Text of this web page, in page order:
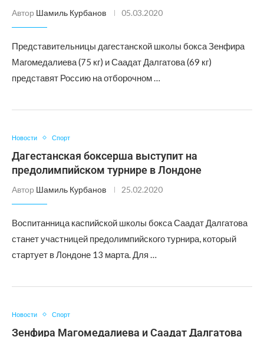
Автор Шамиль Курбанов 05.03.2020
Представительницы дагестанской школы бокса Зенфира
Магомедалиева (75 кг) и Саадат Далгатова (69 кг)
представят Россию на отборочном …
Новости Спорт
Дагестанская боксерша выступит на
предолимпийском турнире в Лондоне
Автор Шамиль Курбанов 25.02.2020
Воспитанница каспийской школы бокса Саадат Далгатова
станет участницей предолимпийского турнира, который
стартует в Лондоне 13 марта. Для …
Новости Спорт
Зенфира Магомедалиева и Саадат Далгатова